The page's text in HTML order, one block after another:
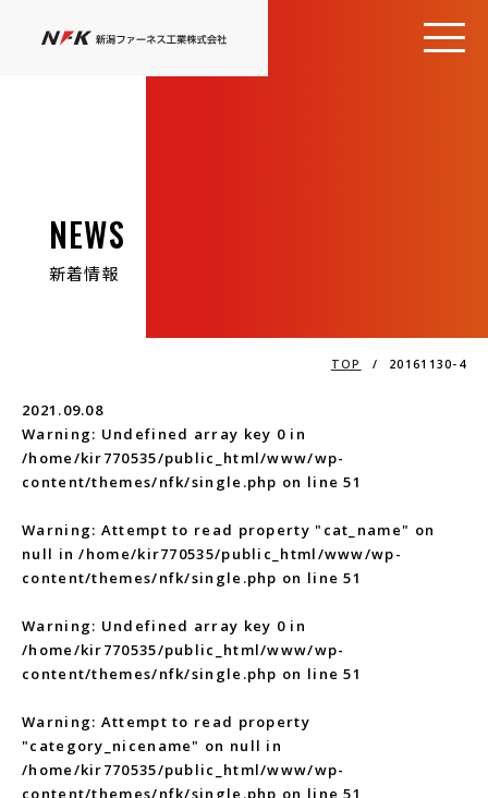
NEWS
新着情報
TOP / 20161130-4
2021.09.08
Warning: Undefined array key 0 in
/home/kir770535/public_html/www/wp-
content/themes/nfk/single.php on line51
Warning: Attempt to read property "cat_name" on
null in/home/kir770535/public_html/www/wp-
content/themes/nfk/single.php on line51
Warning: Undefined array key 0 in
/home/kir770535/public_html/www/wp-
content/themes/nfk/single.php on line51
Warning: Attempt to read property
"category_nicename" on null in
/home/kir770535/public_html/www/wp-
content/themes/nfk/single.php on line51